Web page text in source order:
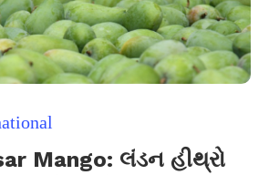
Mango: લંડન હીથ્રો